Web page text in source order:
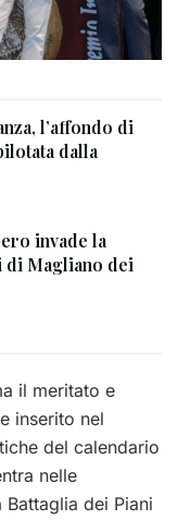
l’affondo di
dalla
invade la
di Magliano dei
il meritato e
inserito nel
del calendario
nelle
dei Piani